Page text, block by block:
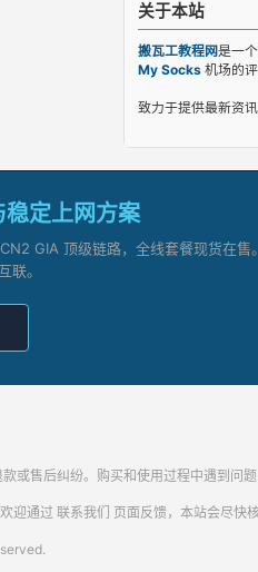
关于本站
搬瓦工教程网是一
My Socks 机场的
致力于提供最新资
定上网方案
GIA 顶级链路，全线套餐现货在售
。
售后纠纷。购买和使用过程中遇到问题
迎通过 联系我们 页面反馈，本站会尽快核